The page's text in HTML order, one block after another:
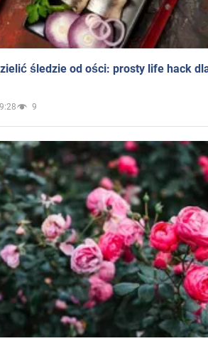
śledzie od ości: prosty life hack
9